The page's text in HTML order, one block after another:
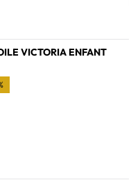
VICTORIA ENFANT